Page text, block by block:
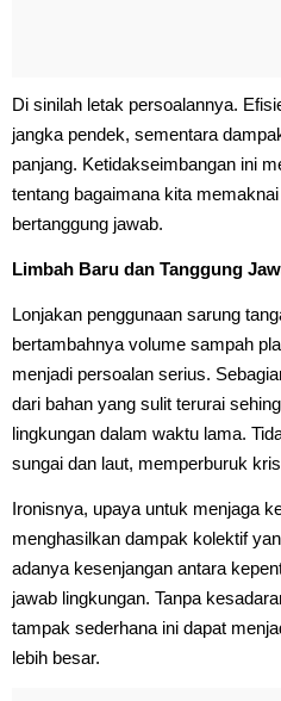
Di sinilah letak persoalannya.
jangka pendek, sementara
panjang. Ketidakseimbangan ini
tentang bagaimana kita
bertanggung jawab.
Limbah Baru dan Tanggung
Lonjakan penggunaan sarung
bertambahnya volume sampah
menjadi persoalan serius.
dari bahan yang sulit terurai
lingkungan dalam waktu lama.
sungai dan laut, memperburuk
Ironisnya, upaya untuk menjaga
menghasilkan dampak kolektif
adanya kesenjangan antara
jawab lingkungan. Tanpa
tampak sederhana ini dapat
lebih besar.